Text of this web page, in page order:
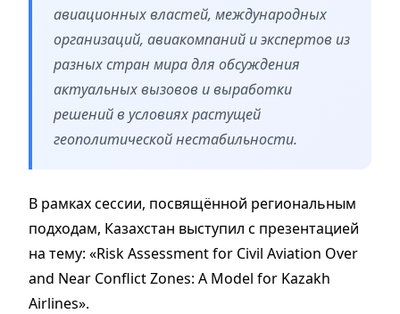
авиационных властей, международных
организаций, авиакомпаний и экспертов из
разных стран мира для обсуждения
актуальных вызовов и выработки
решений в условиях растущей
геополитической нестабильности.
В рамках сессии, посвящённой региональным
подходам, Казахстан выступил с презентацией
на тему: «Risk Assessment for Civil Aviation Over
and Near Conflict Zones: A Model for Kazakh
Airlines».